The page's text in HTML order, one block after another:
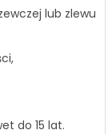
lub zlewu
do 15 lat.